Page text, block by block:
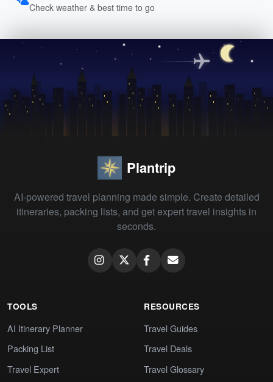
Check weather & best time to go
Plantrip
AI-powered travel planning made simple. Create detailed
itineraries, packing lists, and get expert travel insights in
seconds.
TOOLS
AI Itinerary Planner
Packing List
Travel Expert
RESOURCES
Travel Guides
Travel Deals
Travel Glossary